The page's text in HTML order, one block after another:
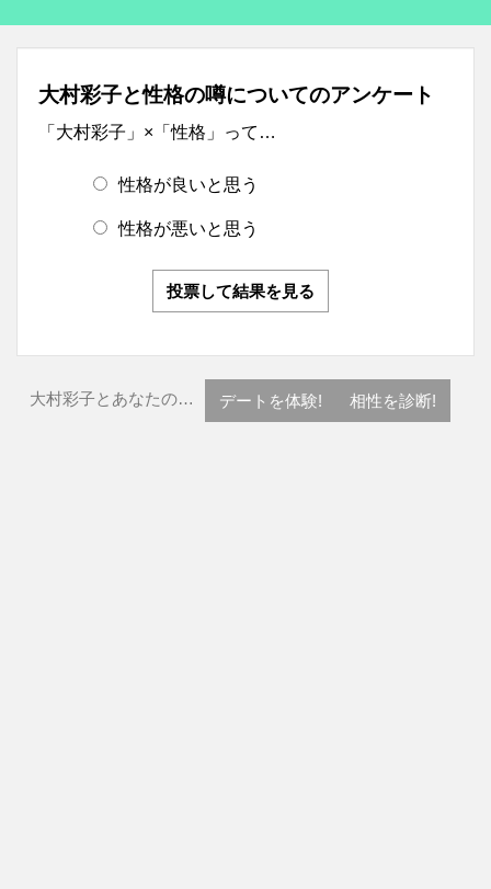
大村彩子と性格の噂についてのアンケート
「大村彩子」×「性格」って…
性格が良いと思う
性格が悪いと思う
投票して結果を見る
大村彩子とあなたの… デートを体験! 相性を診断!